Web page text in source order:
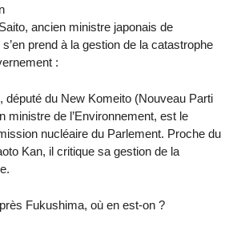
ancien ministre japonais de
s’en prend à la gestion de la catastrophe
:
député du New Komeito (Nouveau Parti
ministre de l’Environnement, est le
nucléaire du Parlement. Proche du
Kan, il critique sa gestion de la
Fukushima, où en est-on ?